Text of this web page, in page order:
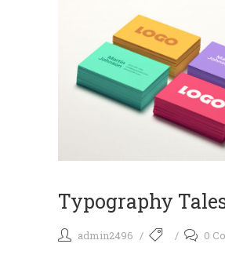
Typography
admin2496 0